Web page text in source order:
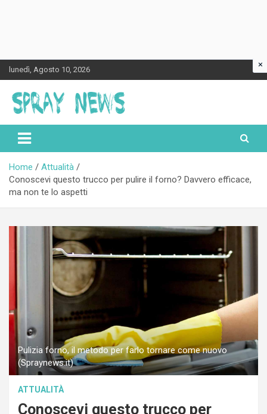
Skip
to
content
lunedì, Agosto 10, 2026
Spraynews.it
Home
Attualità
Conoscevi questo trucco per pulire il forno? Davvero efficace,
ma non te lo aspetti
Pulizia forno, il metodo per farlo tornare come nuovo
(Spraynews.it)
ATTUALITÀ
Conoscevi questo trucco per
×